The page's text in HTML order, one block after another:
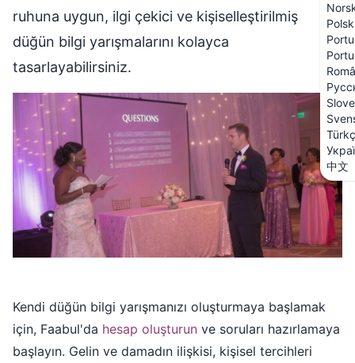
中文
ruhuna uygun, ilgi çekici ve kişiselleştirilmiş
düğün bilgi yarışmalarını kolayca
tasarlayabilirsiniz.
Kendi düğün bilgi yarışmanızı oluşturmaya başlamak
için, Faabul'da hesap oluşturun ve soruları hazırlamaya
başlayın. Gelin ve damadın ilişkisi, kişisel tercihleri